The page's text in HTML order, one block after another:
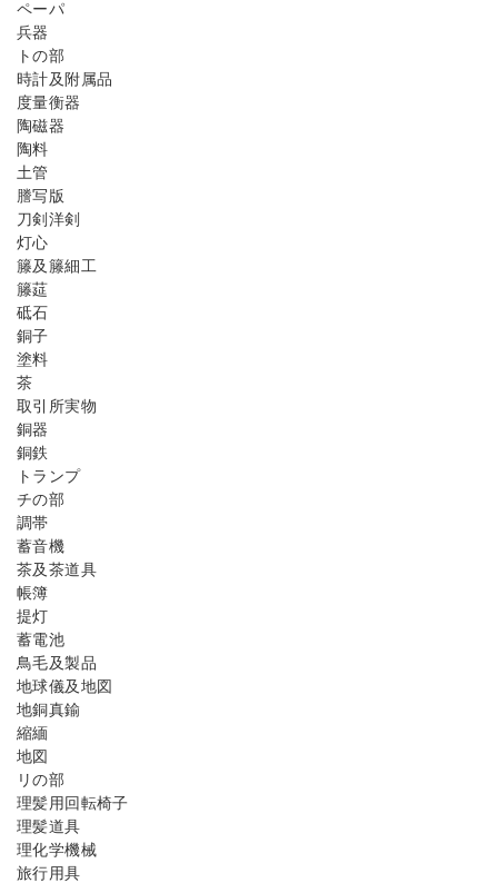
ペーパ
兵器
トの部
時計及附属品
度量衡器
陶磁器
陶料
土管
謄写版
刀剣洋剣
灯心
籐及籐細工
籐莚
砥石
銅子
塗料
茶
取引所実物
銅器
銅鉄
トランプ
チの部
調帯
蓄音機
茶及茶道具
帳簿
提灯
蓄電池
鳥毛及製品
地球儀及地図
地銅真鍮
縮緬
地図
リの部
理髪用回転椅子
理髪道具
理化学機械
旅行用具